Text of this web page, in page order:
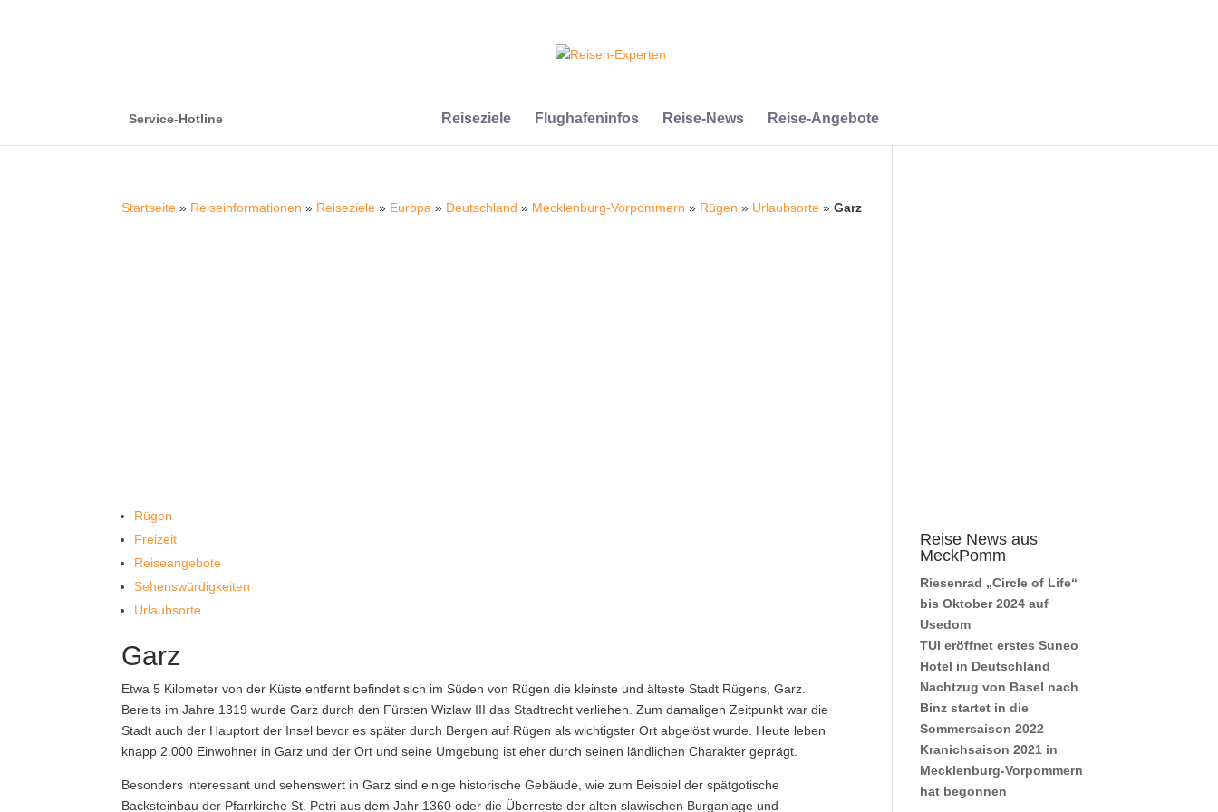
Service-Hotline Reiseziele Flughafeninfos Reise-News Reise-Angebote
Startseite » Reiseinformationen » Reiseziele » Europa » Deutschland » Mecklenburg-Vorpommern » Rügen » Urlaubsorte »Garz
Rügen
Freizeit
Reiseangebote
Sehenswürdigkeiten
Urlaubsorte
Garz
Etwa 5 Kilometer von der Küste entfernt befindet sich im Süden von Rügen die kleinste und älteste Stadt Rügens, Garz.
Bereits im Jahre 1319 wurde Garz durch den Fürsten Wizlaw III das Stadtrecht verliehen. Zum damaligen Zeitpunkt war die
Stadt auch der Hauptort der Insel bevor es später durch Bergen auf Rügen als wichtigster Ort abgelöst wurde. Heute leben
knapp 2.000 Einwohner in Garz und der Ort und seine Umgebung ist eher durch seinen ländlichen Charakter geprägt.
Besonders interessant und sehenswert in Garz sind einige historische Gebäude, wie zum Beispiel der spätgotische
Backsteinbau der Pfarrkirche St. Petri aus dem Jahr 1360 oder die Überreste der alten slawischen Burganlage und
Reise News aus
MeckPomm
Riesenrad „Circle of Life“
bis Oktober 2024 auf
Usedom
TUI eröffnet erstes Suneo
Hotel in Deutschland
Nachtzug von Basel nach
Binz startet in die
Sommersaison 2022
Kranichsaison 2021 in
Mecklenburg-Vorpommern
hat begonnen